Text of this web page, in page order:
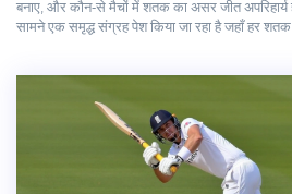
बनाए, और कौन‑से मैचों में शतक का असर जीत
सामने एक समृद्ध संग्रह पेश किया जा रहा है जहाँ हर शतक